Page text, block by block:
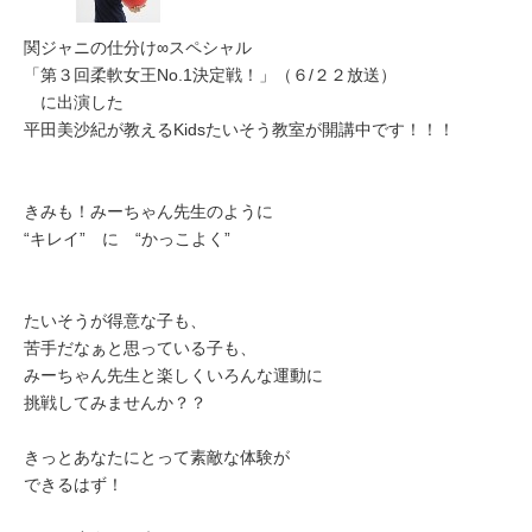
関ジャニの仕分け∞スペシャル
「第３回柔軟女王No.1決定戦！」（６/２２放送）
に出演した
平田美沙紀が教えるKidsたいそう教室が開講中です！！！
きみも！みーちゃん先生のように
“キレイ” に “かっこよく”
たいそうが得意な子も、
苦手だなぁと思っている子も、
みーちゃん先生と楽しくいろんな運動に
挑戦してみませんか？？
きっとあなたにとって素敵な体験が
できるはず！